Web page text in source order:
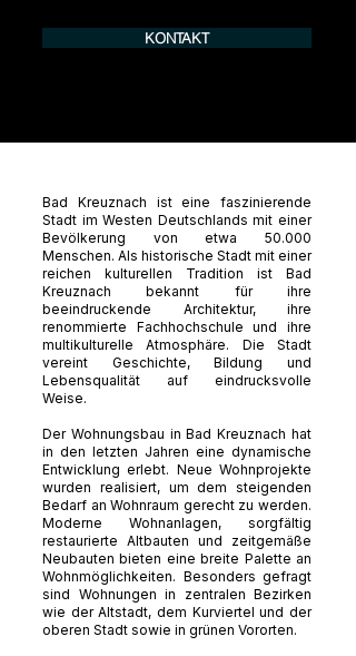
KONTAKT
Bad Kreuznach ist eine faszinierende
Stadt im Westen Deutschlands mit einer
Bevölkerung von etwa 50.000
Menschen. Als historische Stadt mit einer
reichen kulturellen Tradition ist Bad
Kreuznach bekannt für ihre
beeindruckende Architektur, ihre
renommierte Fachhochschule und ihre
multikulturelle Atmosphäre. Die Stadt
vereint Geschichte, Bildung und
Lebensqualität auf eindrucksvolle
Weise.
Der Wohnungsbau in Bad Kreuznach hat
in den letzten Jahren eine dynamische
Entwicklung erlebt. Neue Wohnprojekte
wurden realisiert, um dem steigenden
Bedarf an Wohnraum gerecht zu werden.
Moderne Wohnanlagen, sorgfältig
restaurierte Altbauten und zeitgemäße
Neubauten bieten eine breite Palette an
Wohnmöglichkeiten. Besonders gefragt
sind Wohnungen in zentralen Bezirken
wie der Altstadt, dem Kurviertel und der
oberen Stadt sowie in grünen Vororten.